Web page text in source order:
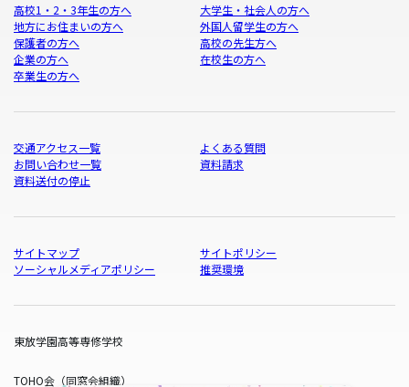
高校1・2・3年生の方へ
大学生・社会人の方へ
地方にお住まいの方へ
外国人留学生の方へ
保護者の方へ
高校の先生方へ
企業の方へ
在校生の方へ
卒業生の方へ
交通アクセス一覧
よくある質問
お問い合わせ一覧
資料請求
資料送付の停止
サイトマップ
サイトポリシー
ソーシャルメディアポリシー
推奨環境
東放学園高等専修学校
TOHO会（同窓会組織）